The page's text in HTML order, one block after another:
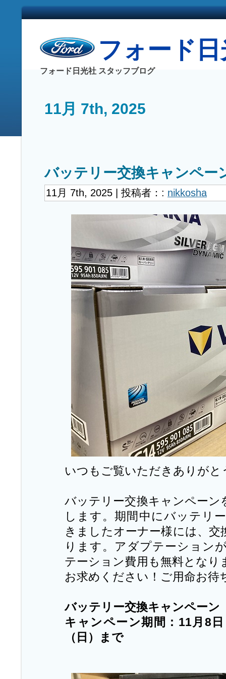
フォード
フォード日光社 スタッフブログ
11月 7th, 2025
バッテリー交換キャンペー
11月 7th, 2025 | 投稿者：: nikkosha
いつもご覧いただきありがと
バッテリー交換キャンペーン
します。期間中にバッテリ
きましたオーナー様には、交
ります。アダプテーション
テーション費用も無料となり
お求めください！ご用命お待
バッテリー交換キャンペーン
キャンペーン期間：11月8
（日）まで